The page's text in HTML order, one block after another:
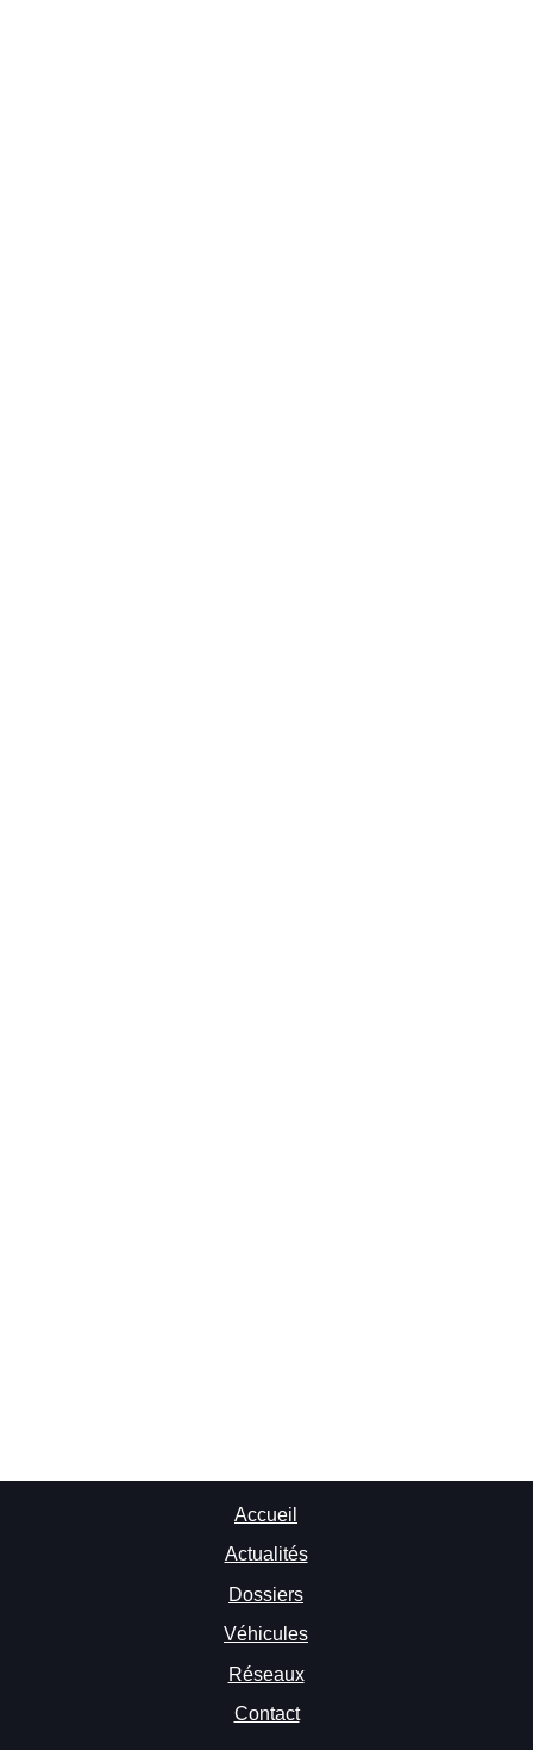
Accueil
Actualités
Dossiers
Véhicules
Réseaux
Contact